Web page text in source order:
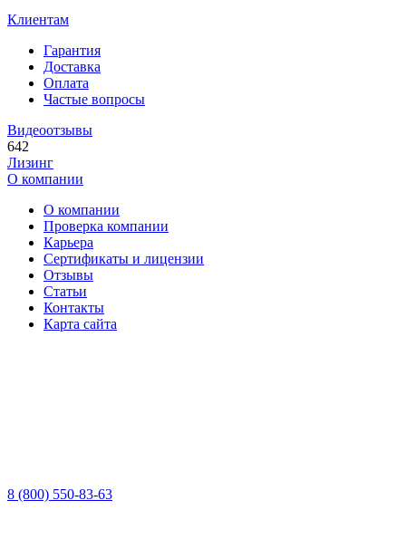
Клиентам
Гарантия
Доставка
Оплата
Частые вопросы
Видеоотзывы
642
Лизинг
О компании
О компании
Проверка компании
Карьера
Сертификаты и лицензии
Отзывы
Статьи
Контакты
Карта сайта
8 (800) 550-83-63